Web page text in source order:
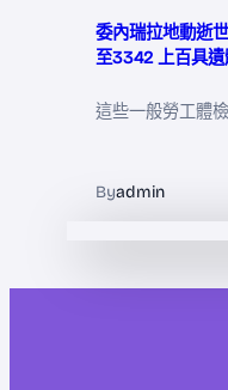
委內瑞拉地動逝
至3342 上百具
這些一般勞工體
Byadmin